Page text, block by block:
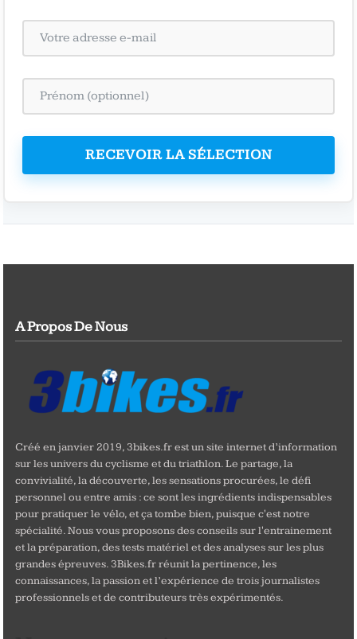
RECEVOIR LA SÉLECTION
A Propos De Nous
Créé en janvier 2019, 3bikes.fr est un site internet d’information
sur les univers du cyclisme et du triathlon. Le partage, la
convivialité, la découverte, les sensations procurées, le défi
personnel ou entre amis : ce sont les ingrédients indispensables
pour pratiquer le vélo, et ça tombe bien, puisque c'est notre
spécialité. Nous vous proposons des conseils sur l'entrainement
et la préparation, des tests matériel et des analyses sur les plus
grandes épreuves. 3Bikes.fr réunit la pertinence, les
connaissances, la passion et l’expérience de trois journalistes
professionnels et de contributeurs très expérimentés.